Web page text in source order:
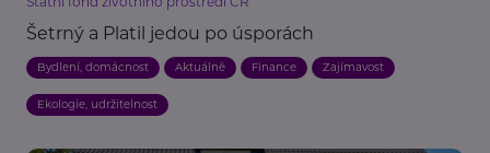
Šetrný a Platil jedou po úsporách
Bydlení, domácnost Aktuálně Finance Zajímavost
Ekologie, udržitelnost